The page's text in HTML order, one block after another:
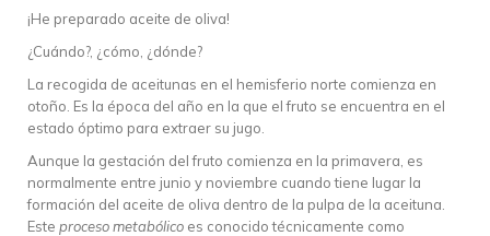
¡He preparado aceite de oliva!
¿Cuándo?, ¿cómo, ¿dónde?
La recogida de aceitunas en el hemisferio norte comienza en
otoño. Es la época del año en la que el fruto se encuentra en el
estado óptimo para extraer su jugo.
Aunque la gestación del fruto comienza en la primavera, es
normalmente entre junio y noviembre cuando tiene lugar la
formación del aceite de oliva dentro de la pulpa de la aceituna.
Este proceso metabólico es conocido técnicamente como